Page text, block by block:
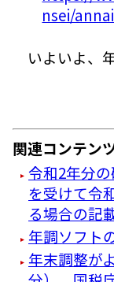
nsei/
いよいよ、
関連コンテン
令和2年分
を受けて令
る場合の
年調ソフト
年末調整が